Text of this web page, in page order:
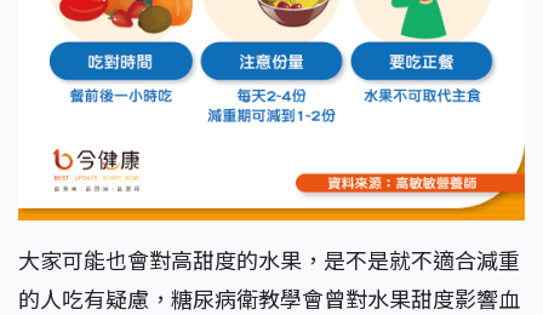
大家可能也會對高甜度的水果，是不是就不適合減重
的人吃有疑慮，糖尿病衛教學會曾對水果甜度影響血